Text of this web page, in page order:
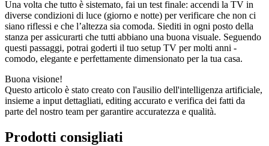
Una volta che tutto è sistemato, fai un test finale: accendi la TV in
diverse condizioni di luce (giorno e notte) per verificare che non ci
siano riflessi e che l’altezza sia comoda. Siediti in ogni posto della
stanza per assicurarti che tutti abbiano una buona visuale. Seguendo
questi passaggi, potrai goderti il tuo setup TV per molti anni -
comodo, elegante e perfettamente dimensionato per la tua casa.
Buona visione!
Questo articolo è stato creato con l'ausilio dell'intelligenza artificiale,
insieme a input dettagliati, editing accurato e verifica dei fatti da
parte del nostro team per garantire accuratezza e qualità.
Prodotti consigliati